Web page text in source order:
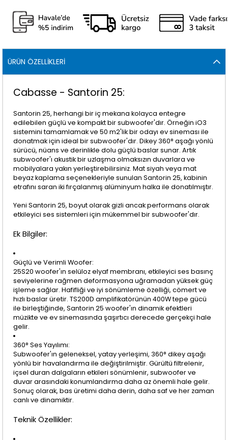
ÜRÜN ÖZELLIKLERI
Cabasse - Santorin 25:
Santorin 25, herhangi bir iç mekana kolayca entegre
edilebilen güçlü ve kompakt bir subwoofer'dır. Örneğin iO3
sistemini tamamlamak ve 50 m2'lik bir odayı ev sineması ile
donatmak için ideal bir subwoofer'dır. Dikey 360° aşağı yönlü
sürücü, nüans ve derinlikle dolu güçlü baslar sunar. Artık
subwoofer'ı akustik bir uzlaşma olmaksızın duvarlara ve
mobilyalara yakın yerleştirebilirsiniz. Mat siyah veya mat
beyaz kaplama seçenekleriyle sunulan Santorin 25, kabinin
etrafını saran iki fırçalanmış alüminyum halka ile donatılmıştır.
Yeni Santorin 25, boyut olarak gizli ancak performans olarak
etkileyici ses sistemleri için mükemmel bir subwoofer'dır.
Ek Bilgiler:
Güçlü ve Verimli Woofer:
25S20 woofer'ın selüloz elyaf membranı, etkileyici ses basınç
seviyelerine rağmen deformasyona uğramadan yüksek güç
işleme sağlar. Hafifliği ve iyi sönümleme özelliği, cömert ve
hızlı baslar üretir. TS200D amplifikatörünün 400W tepe gücü
ile birleştiğinde, Santorin 25 woofer'ın dinamik efektleri
müzikte ve ev sinemasında şaşırtıcı derecede gerçekçi hale
gelir.
360° Ses Yayılımı:
Subwoofer'ın geleneksel, yatay yerleşimi, 360° dikey aşağı
yönlü bir havalandırma ile değiştirilmiştir. Gürültü filtrelenir,
içsel duran dalgaların etkileri sönümlenir, subwoofer ve
duvar arasındaki konumlandırma daha az önemli hale gelir.
Sonuç olarak, bas üretimi daha derin, daha saf ve her zaman
canlı ve dinamiktir.
Teknik Özellikler: